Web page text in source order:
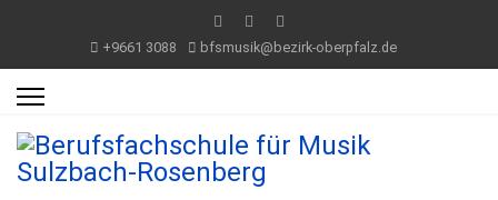
+9661 3088 bfsmusik@bezirk-oberpfalz.de